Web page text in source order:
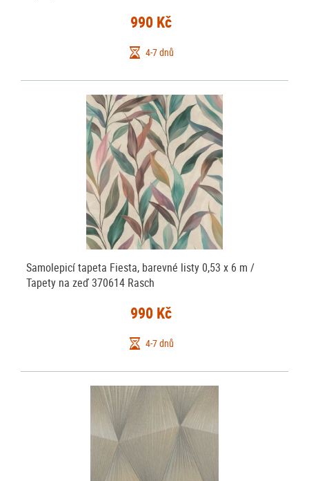
990 Kč
4-7 dnů
Samolepicí tapeta Fiesta, barevné listy 0,53 x 6 m /
Tapety na zeď 370614 Rasch
990 Kč
4-7 dnů